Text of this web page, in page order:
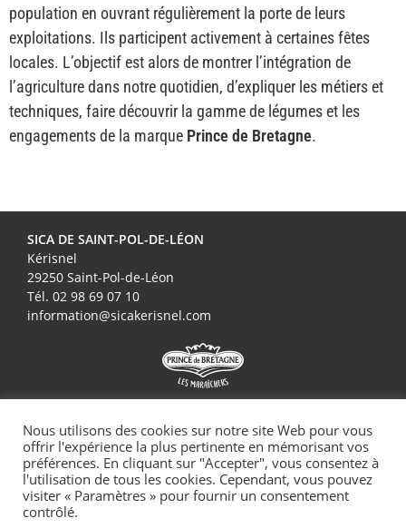
population en ouvrant régulièrement la porte de leurs
exploitations. Ils participent activement à certaines fêtes
locales. L’objectif est alors de montrer l’intégration de
l’agriculture dans notre quotidien, d’expliquer les métiers et
techniques, faire découvrir la gamme de légumes et les
engagements de la marque Prince de Bretagne.
SICA DE SAINT-POL-DE-LÉON
Kérisnel
29250 Saint-Pol-de-Léon
Tél. 02 98 69 07 10
information@sicakerisnel.com
Plan du site
Mentions légales
Nous utilisons des cookies sur notre site Web pour vous
offrir l'expérience la plus pertinente en mémorisant vos
préférences. En cliquant sur "Accepter", vous consentez à
l'utilisation de tous les cookies. Cependant, vous pouvez
visiter « Paramètres » pour fournir un consentement
contrôlé.